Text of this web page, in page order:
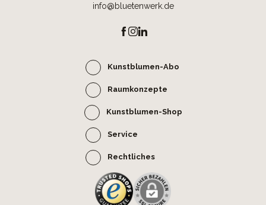
info@bluetenwerk.de
Kunstblumen-Abo
Raumkonzepte
Kunstblumen-Shop
Service
Rechtliches